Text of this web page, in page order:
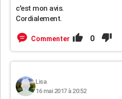
c'est mon avis.
Cordialement.
Commenter 0
Lisa
16 mai 2017 à 20:52